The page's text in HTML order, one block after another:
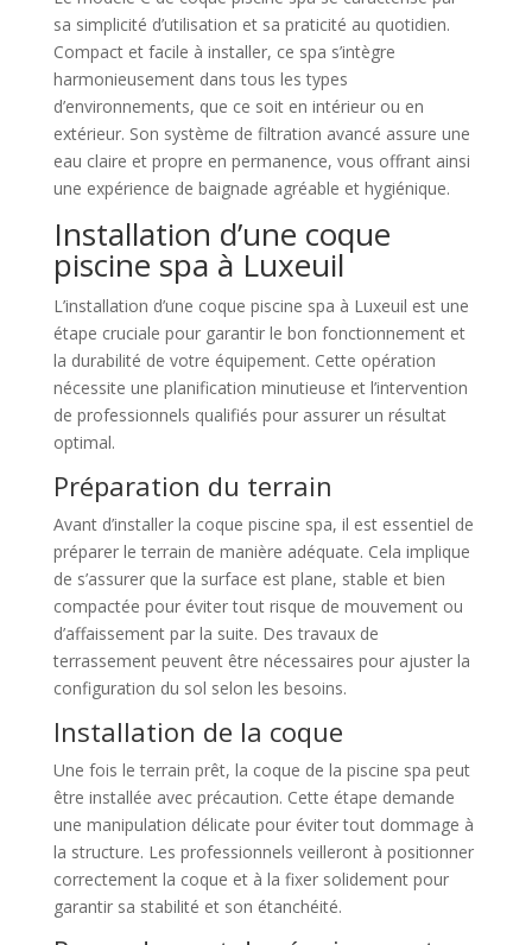
sa simplicité d’utilisation et sa praticité au quotidien.
Compact et facile à installer, ce spa s’intègre
harmonieusement dans tous les types
d’environnements, que ce soit en intérieur ou en
extérieur. Son système de filtration avancé assure une
eau claire et propre en permanence, vous offrant ainsi
une expérience de baignade agréable et hygiénique.
Installation d’une coque
piscine spa à Luxeuil
L’installation d’une coque piscine spa à Luxeuil est une
étape cruciale pour garantir le bon fonctionnement et
la durabilité de votre équipement. Cette opération
nécessite une planification minutieuse et l’intervention
de professionnels qualifiés pour assurer un résultat
optimal.
Préparation du terrain
Avant d’installer la coque piscine spa, il est essentiel de
préparer le terrain de manière adéquate. Cela implique
de s’assurer que la surface est plane, stable et bien
compactée pour éviter tout risque de mouvement ou
d’affaissement par la suite. Des travaux de
terrassement peuvent être nécessaires pour ajuster la
configuration du sol selon les besoins.
Installation de la coque
Une fois le terrain prêt, la coque de la piscine spa peut
être installée avec précaution. Cette étape demande
une manipulation délicate pour éviter tout dommage à
la structure. Les professionnels veilleront à positionner
correctement la coque et à la fixer solidement pour
garantir sa stabilité et son étanchéité.